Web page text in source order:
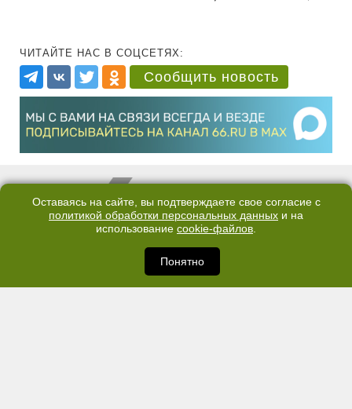
ЧИТАЙТЕ НАС В СОЦСЕТЯХ:
Сообщить новость
ОТДЕЛ ПРОДАЖ
Оставаясь на сайте, вы подтверждаете свое согласие с
политикой обработки персональных данных и на
использование cookie-файлов.
Понятно